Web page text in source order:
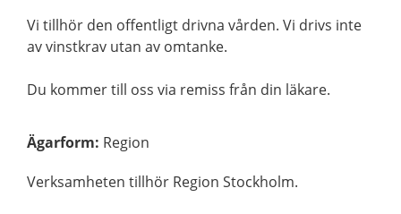
Vi tillhör den offentligt drivna vården. Vi drivs inte
av vinstkrav utan av omtanke.
Du kommer till oss via remiss från din läkare.
Ägarform: Region
Verksamheten tillhör Region Stockholm.